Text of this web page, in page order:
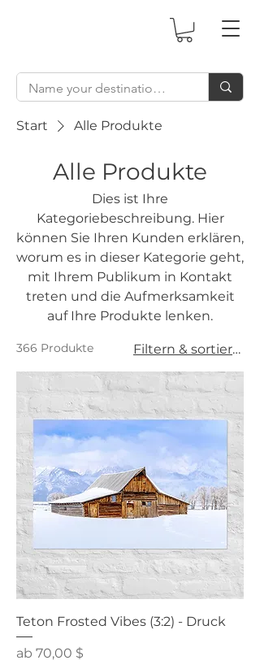
Start Alle Produkte
Alle Produkte
Dies ist Ihre
Kategoriebeschreibung. Hier
können Sie Ihren Kunden erklären,
worum es in dieser Kategorie geht,
mit Ihrem Publikum in Kontakt
treten und die Aufmerksamkeit
auf Ihre Produkte lenken.
366 Produkte Filtern & sortieren
Teton Frosted Vibes (3:2) - Druck
ab 70,00 $
Sale-Preis